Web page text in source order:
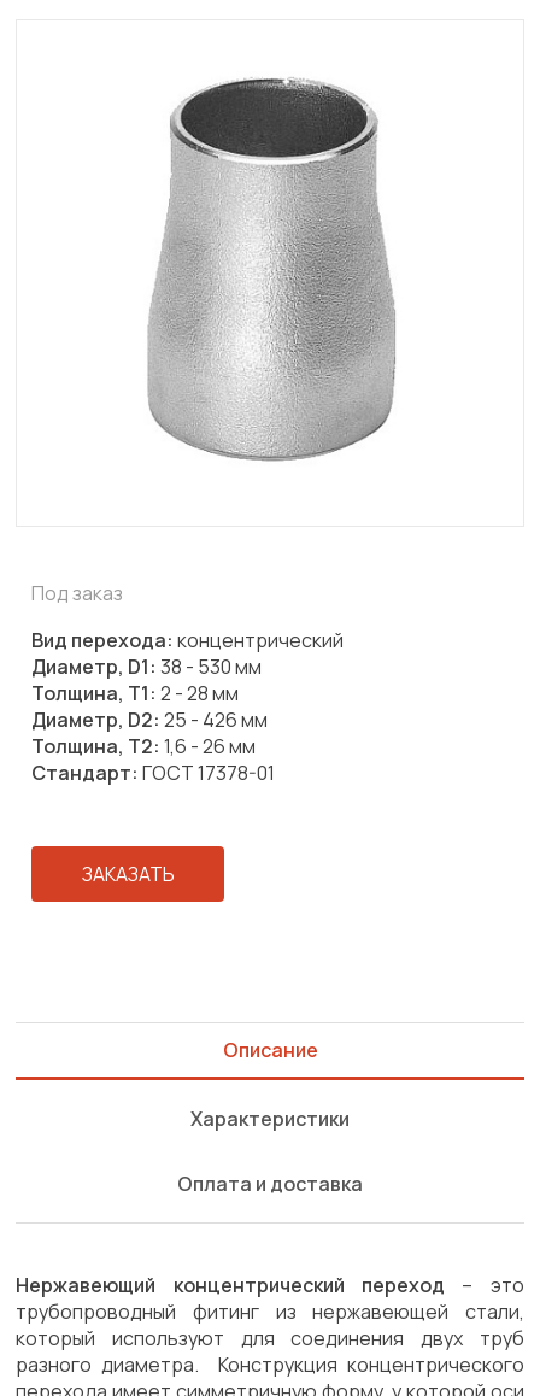
Под заказ
Вид перехода: концентрический
Диаметр, D1:38 - 530 мм
Толщина, T1: 2 - 28 мм
Диаметр, D2: 25 - 426 мм
Толщина, T2: 1,6 - 26 мм
Стандарт: ГОСТ 17378-01
ЗАКАЗАТЬ
Описание
Характеристики
Оплата и доставка
Нержавеющий концентрический переход – это
трубопроводный фитинг из нержавеющей стали,
который используют для соединения двух труб
разного диаметра. Конструкция концентрического